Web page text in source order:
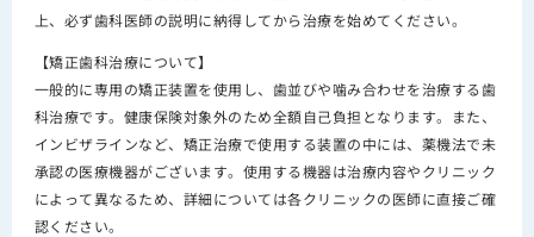
上、必ず歯科医師の説明に納得してから治療を始めてください。
【矯正歯科治療について】
一般的に専用の矯正装置を使用し、歯並びや噛み合わせを治療する歯
科治療です。健康保険対象外のため全額自己負担となります。また、
インビザラインなど、矯正治療で使用する装置の中には、薬機法で未
承認の医療機器がございます。使用する機器は治療内容やクリニック
によって異なるため、詳細については各クリニックの医師に直接ご確
認ください。